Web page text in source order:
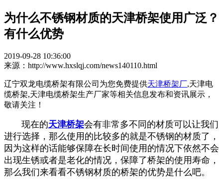
为什么不锈钢材质的天津桥架使用广泛？
有什么优势
2019-09-28 10:36:00
来源：http://www.hxslqj.com/news140110.html
辽宁双龙电缆桥架有限公司为您免费提供天津桥架厂,天津电
缆桥架,天津电缆桥架生产厂家等相关信息发布和资讯展示，
敬请关注！
现在的天津桥架会有非常多不同的材质可以让我们
进行选择，那么使用的比较多的就是不锈钢的材质了，
因为这样的话能够保障在长时间使用的情况下依然不会
出现生锈或者是老化的情况，保障了桥架的使用寿命，
那么我们来看看不锈钢材质的桥架的优势是什么吧。